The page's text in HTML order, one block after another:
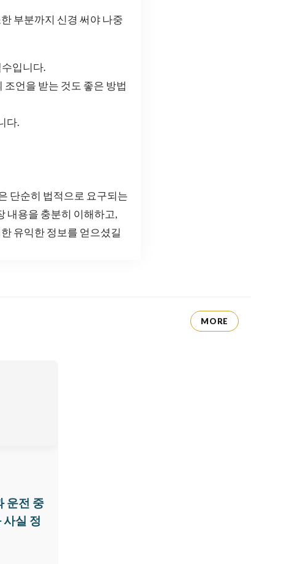
부분까지 신경 써야 나중
입니다.
언을 받는 것도 좋은 방법
다.
단순히 법적으로 요구되는
내용을 충분히 이해하고,
유익한 정보를 얻으셨길
MORE
운전 중
사실 정